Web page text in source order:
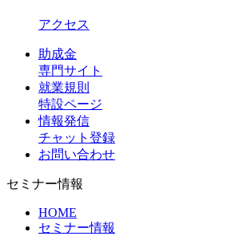
アクセス
助成金
専門サイト
就業規則
特設ページ
情報発信
チャット登録
お問い合わせ
セミナー情報
HOME
セミナー情報